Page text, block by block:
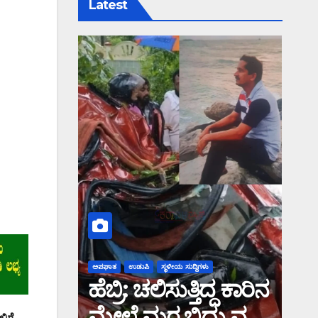
Latest
ಅಪಘಾತ ಉಡುಪಿ ಸ್ಥಳೀಯ ಸುದ್ದಿಗಳು
ಹೆಬ್ರಿ: ಚಲಿಸುತ್ತಿದ್ದ ಕಾರಿನ